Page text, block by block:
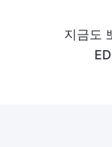
지금도